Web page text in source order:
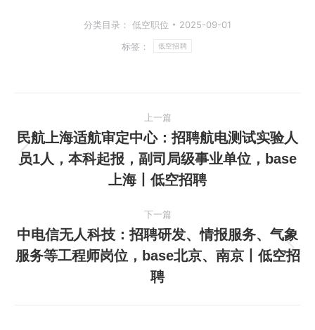
分类目录： 低空职位
2025-09-01
标签：
低空招聘
章
导
上一篇
上
一
文
章：
民航上海适航审定中心：招聘航电测试实验人
员1人，本科起报，副司局级事业单位，base
上海丨低空招聘
下一篇
下
一
中电信无人科技：招聘研发、情报服务、气象
服务等工程师岗位，base北京、南京丨低空招
聘